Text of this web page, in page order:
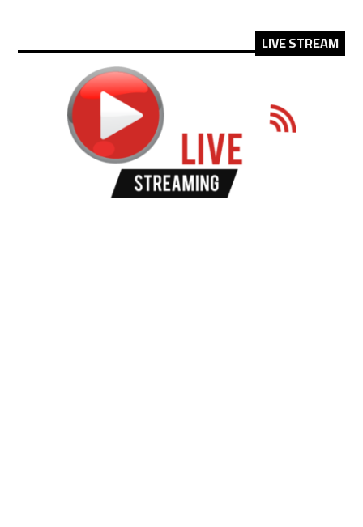
LIVE STREAM